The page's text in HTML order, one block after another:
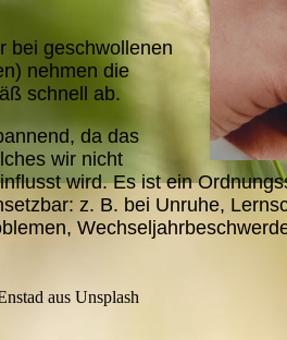
bei geschwollenen
nehmen die
schnell ab.
da das
wir nicht
wird. Es ist ein
z. B. bei Unruhe,